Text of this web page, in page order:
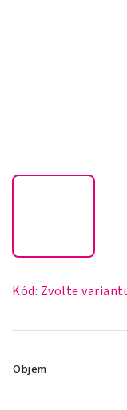
Kód: Zvolte
Objem